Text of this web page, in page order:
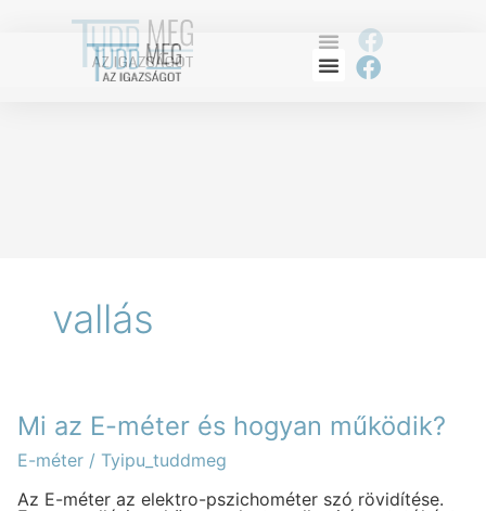
F
a
c
F
a
vallás
Mi az E-méter és hogyan működik?
E-méter / Tyipu_tuddmeg
Az E-méter az elektro-pszichométer szó rövidítése.
Mi
az
E-
méter
és
hogyan